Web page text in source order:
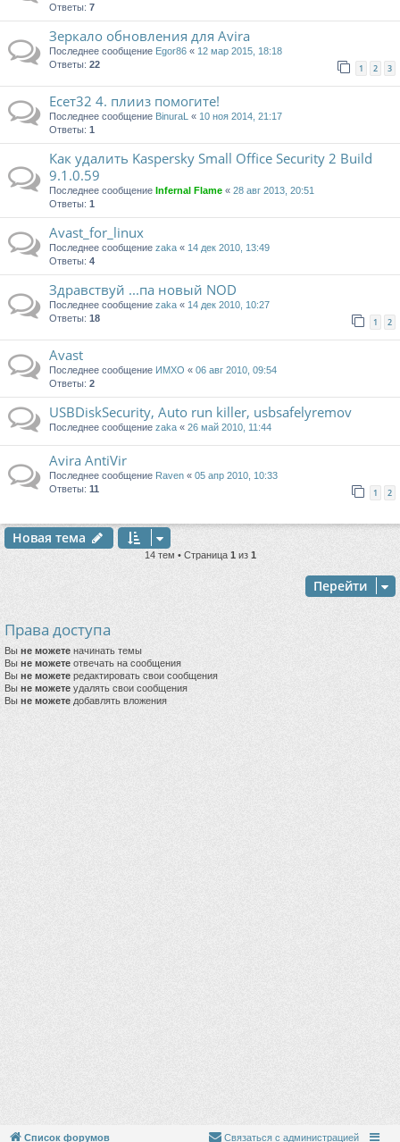
Ответы: 7
Зеркало обновления для Avira
Последнее сообщение Egor86 « 12 мар 2015, 18:18
Ответы: 22 1 2 3
Есет32 4. плииз помогите!
Последнее сообщение BinuraL « 10 ноя 2014, 21:17
Ответы: 1
Как удалить Kaspersky Small Office Security 2 Build
9.1.0.59
Последнее сообщение Infernal Flame « 28 авг 2013, 20:51
Ответы: 1
Avast_for_linux
Последнее сообщение zaka « 14 дек 2010, 13:49
Ответы: 4
Здравствуй ...па новый NOD
Последнее сообщение zaka « 14 дек 2010, 10:27
Ответы: 18 1 2
Avast
Последнее сообщение ИМХО « 06 авг 2010, 09:54
Ответы: 2
USBDiskSecurity, Auto run killer, usbsafelyremov
Последнее сообщение zaka « 26 май 2010, 11:44
Avira AntiVir
Последнее сообщение Raven « 05 апр 2010, 10:33
Ответы: 11 1 2
Новая тема
14 тем • Страница 1 из 1
Перейти
Права доступа
Вы не можете начинать темы
Вы не можете отвечать на сообщения
Вы не можете редактировать свои сообщения
Вы не можете удалять свои сообщения
Вы не можете добавлять вложения
Список форумов Связаться с администрацией